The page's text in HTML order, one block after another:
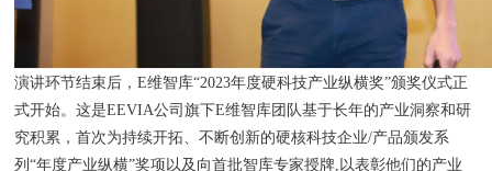
演讲环节结束后，E维智库“2023年度硬科技产业纵横奖”颁奖仪式正
式开始。这是EEVIA公司旗下E维智库团队基于长年的产业洞察和研
究积累，首次为持续开拓、不断创新的硬核科技企业/产品颁发系
列“年度产业纵横”奖项以及向首批智库专家授牌,以表彰他们的产业